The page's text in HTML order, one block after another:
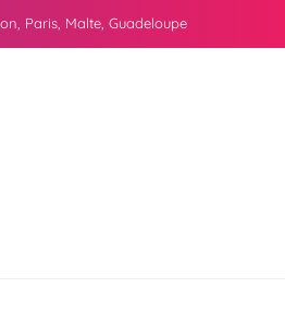
Paris, Malte, Guadeloupe